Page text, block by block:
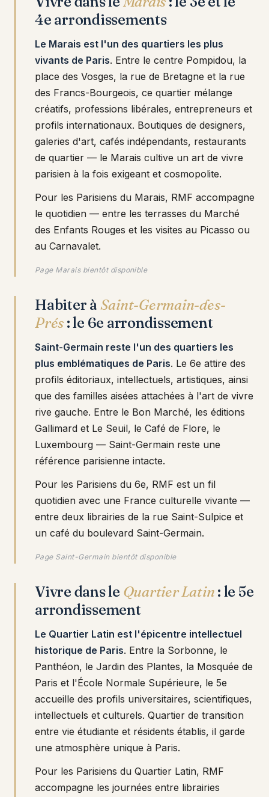
4e arrondissements
Le Marais est l'un des quartiers les plus
vivants de Paris. Entre le centre Pompidou, la
place des Vosges, la rue de Bretagne et la rue
des Francs-Bourgeois, ce quartier mélange
créatifs, professions libérales, entrepreneurs et
profils internationaux. Boutiques de designers,
galeries d'art, cafés indépendants, restaurants
de quartier — le Marais cultive un art de vivre
parisien à la fois exigeant et cosmopolite.
Pour les Parisiens du Marais, RMF accompagne
le quotidien — entre les terrasses du Marché
des Enfants Rouges et les visites au Picasso ou
au Carnavalet.
Page Marais bientôt disponible
Habiter à Saint-Germain-des-
Prés : le 6e arrondissement
Saint-Germain reste l'un des quartiers les
plus emblématiques de Paris. Le 6e attire des
profils éditoriaux, intellectuels, artistiques, ainsi
que des familles aisées attachées à l'art de vivre
rive gauche. Entre le Bon Marché, les éditions
Gallimard et Le Seuil, le Café de Flore, le
Luxembourg — Saint-Germain reste une
référence parisienne intacte.
Pour les Parisiens du 6e, RMF est un fil
quotidien avec une France culturelle vivante —
entre deux librairies de la rue Saint-Sulpice et
un café du boulevard Saint-Germain.
Page Saint-Germain bientôt disponible
Vivre dans le Quartier Latin : le 5e
arrondissement
Le Quartier Latin est l'épicentre intellectuel
historique de Paris. Entre la Sorbonne, le
Panthéon, le Jardin des Plantes, la Mosquée de
Paris et l'École Normale Supérieure, le 5e
accueille des profils universitaires, scientifiques,
intellectuels et culturels. Quartier de transition
entre vie étudiante et résidents établis, il garde
une atmosphère unique à Paris.
Pour les Parisiens du Quartier Latin, RMF
accompagne les journées entre librairies